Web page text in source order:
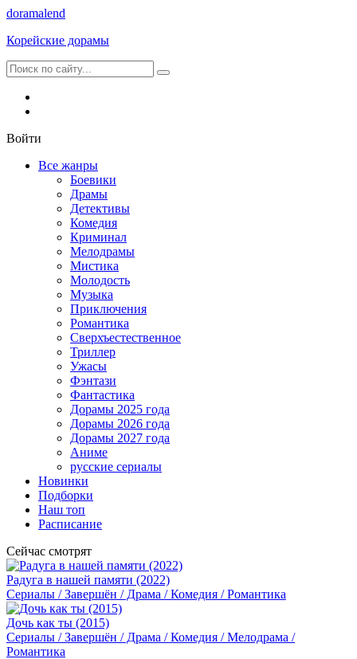
doramalend
Корейские дорамы
Войти
Все жанры
Боевики
Драмы
Детективы
Комедия
Криминал
Мелодрамы
Мистика
Молодость
Музыка
Приключения
Романтика
Сверхъестественное
Триллер
Ужасы
Фэнтази
Фантастика
Дорамы 2025 года
Дорамы 2026 года
Дорамы 2027 года
Аниме
русские сериалы
Новинки
Подборки
Наш топ
Расписание
Сейчас смотрят
Радуга в нашей памяти (2022)
Сериалы / Завершён / Драма / Комедия / Романтика
Дочь как ты (2015)
Сериалы / Завершён / Драма / Комедия / Мелодрама /
Романтика